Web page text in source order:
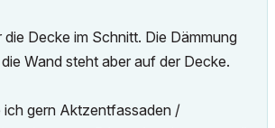
die Decke im Schnitt. Die Dämmung
Wand steht aber auf der Decke.
ich gern Aktzentfassaden /